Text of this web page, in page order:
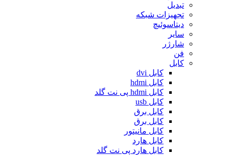
تبدیل
تجهیزات شبکه
دیتاسوئیچ
سایر
شارژر
فن
کابل
کابل dvi
کابل hdmi
کابل hdmi پی نت گلد
کابل usb
کابل برق
کابل برق
کابل مانیتور
کابل هارد
کابل هارد پی نت گلد